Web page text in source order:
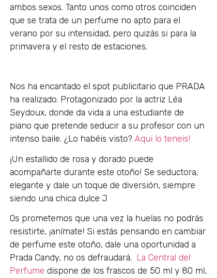
ambos sexos. Tanto unos como otros coinciden
que se trata de un perfume no apto para el
verano por su intensidad, pero quizás si para la
primavera y el resto de estaciones.
Nos ha encantado el spot publicitario que PRADA
ha realizado. Protagonizado por la actriz Léa
Seydoux, donde da vida a una estudiante de
piano que pretende seducir a su profesor con un
intenso baile. ¿Lo habéis visto? Aqui lo teneis!
¡Un estallido de rosa y dorado puede
acompañarte durante este otoño! Se seductora,
elegante y dale un toque de diversión, siempre
siendo una chica dulce J
Os prometemos que una vez la huelas no podrás
resistirte, ¡anímate! Si estás pensando en cambiar
de perfume este otoño, dale una oportunidad a
Prada Candy, no os defraudará. La Central del
Perfume dispone de los frascos de 50 ml y 80 ml,